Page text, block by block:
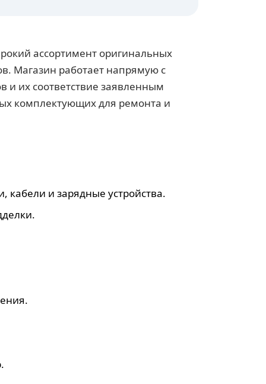
ассортимент оригинальных
Магазин работает напрямую с
и их соответствие заявленным
комплектующих для ремонта и
и зарядные устройства.